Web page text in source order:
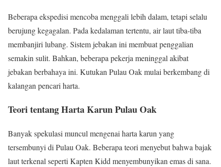
Beberapa ekspedisi mencoba menggali lebih dalam, tetapi selalu
berujung kegagalan. Pada kedalaman tertentu, air laut tiba-tiba
membanjiri lubang. Sistem jebakan ini membuat penggalian
semakin sulit. Bahkan, beberapa pekerja meninggal akibat
jebakan berbahaya ini. Kutukan Pulau Oak mulai berkembang di
kalangan pencari harta.
Teori tentang Harta Karun Pulau Oak
Banyak spekulasi muncul mengenai harta karun yang
tersembunyi di Pulau Oak. Beberapa teori menyebut bahwa bajak
laut terkenal seperti Kapten Kidd menyembunyikan emas di sana.